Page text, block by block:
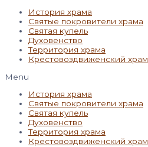
История храма
Святые покровители храма
Святая купель
Духовенство
Территория храма
Крестовоздвиженский храм
Menu
История храма
Святые покровители храма
Святая купель
Духовенство
Территория храма
Крестовоздвиженский храм